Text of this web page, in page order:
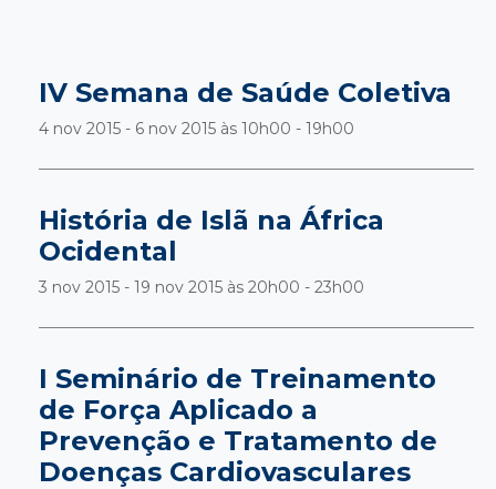
IV Semana de Saúde Coletiva
4 nov 2015 - 6 nov 2015 às 10h00 - 19h00
História de Islã na África
Ocidental
3 nov 2015 - 19 nov 2015 às 20h00 - 23h00
I Seminário de Treinamento
de Força Aplicado a
Prevenção e Tratamento de
Doenças Cardiovasculares